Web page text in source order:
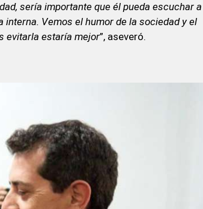
sería importante que él pueda escuchar a
Vemos el humor de la sociedad y el
evitarla estaría mejor”, aseveró.